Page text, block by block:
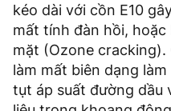
kéo dài với cồn E10
mất tính đàn hồi,
mặt (Ozone
làm mất biên dạng
tụt áp suất đường dầu